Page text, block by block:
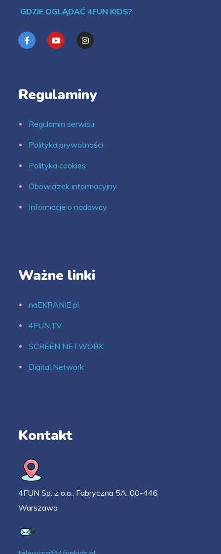
GDZIE OGLĄDAĆ 4FUN KIDS?
Regulaminy
Regulamin serwisu
Polityka prywatności
Polityka cookies
Obowiązek informacyjny
Informacje o nadawcy
Ważne linki
naEKRANIE.pl
4FUN.TV
SCREEN NETWORK
Digital Network
Kontakt
4FUN Sp. z o.o., Fabryczna 5A, 00-446
Warszawa